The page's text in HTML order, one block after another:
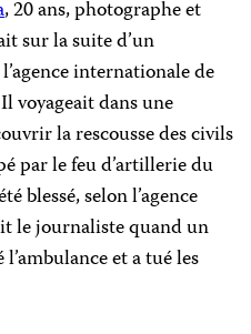
, 20 ans, photographe et
sur la suite d’un
internationale de
voyageait dans une
la rescousse des civils
par le feu d’artillerie du
blessé, selon l’agence
le journaliste quand un
et a tué les